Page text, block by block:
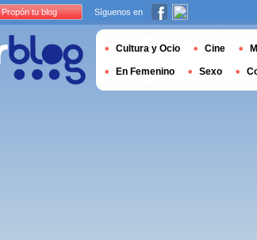
Propón tu blog Síguenos en
Cultura y Ocio Cine
En Femenino Sexo